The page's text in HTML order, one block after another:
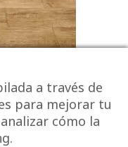
a través de
para mejorar tu
cómo la